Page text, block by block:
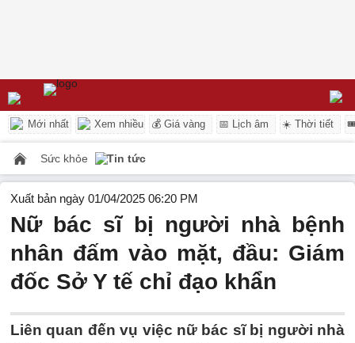
Mới nhất Xem nhiều 💰 Giá vàng 📅 Lịch âm ☀️ Thời tiết
Sức khỏe Tin tức
Xuất bản ngày 01/04/2025 06:20 PM
Nữ bác sĩ bị người nhà bệnh
nhân đấm vào mặt, đầu: Giám
đốc Sở Y tế chỉ đạo khẩn
Liên quan đến vụ việc nữ bác sĩ bị người nhà